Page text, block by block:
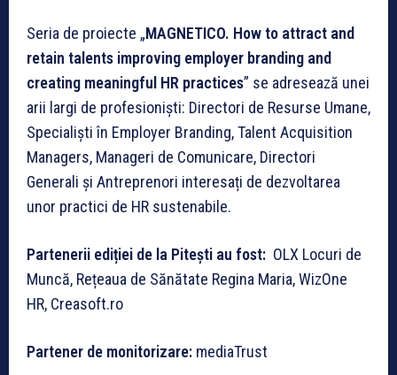
Seria de proiecte „MAGNETICO. How to attract and
retain talents improving employer branding and
creating meaningful HR practices” se adresează unei
arii largi de profesioniști: Directori de Resurse Umane,
Specialiști în Employer Branding, Talent Acquisition
Managers, Manageri de Comunicare, Directori
Generali și Antreprenori interesați de dezvoltarea
unor practici de HR sustenabile.
Partenerii ediției de la Pitești au fost: OLX Locuri de
Muncă, Rețeaua de Sănătate Regina Maria, WizOne
HR, Creasoft.ro
Partener de monitorizare: mediaTrust